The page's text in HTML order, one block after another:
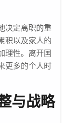
决定离职的重
积以及家人的
理性。离开国
更多的个人时
与战略